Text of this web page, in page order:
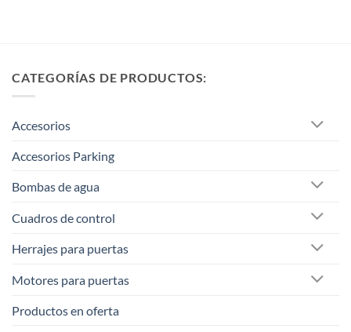
CATEGORÍAS DE PRODUCTOS:
Accesorios
Accesorios Parking
Bombas de agua
Cuadros de control
Herrajes para puertas
Motores para puertas
Productos en oferta